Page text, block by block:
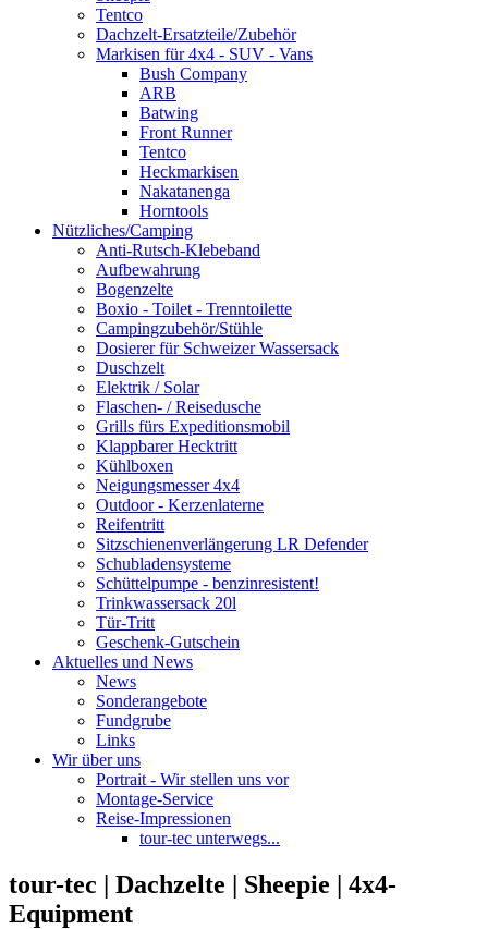
Tentco
Dachzelt-Ersatzteile/Zubehör
Markisen für 4x4 - SUV - Vans
Bush Company
ARB
Batwing
Front Runner
Tentco
Heckmarkisen
Nakatanenga
Horntools
Nützliches/Camping
Anti-Rutsch-Klebeband
Aufbewahrung
Bogenzelte
Boxio - Toilet - Trenntoilette
Campingzubehör/Stühle
Dosierer für Schweizer Wassersack
Duschzelt
Elektrik / Solar
Flaschen- / Reisedusche
Grills fürs Expeditionsmobil
Klappbarer Hecktritt
Kühlboxen
Neigungsmesser 4x4
Outdoor - Kerzenlaterne
Reifentritt
Sitzschienenverlängerung LR Defender
Schubladensysteme
Schüttelpumpe - benzinresistent!
Trinkwassersack 20l
Tür-Tritt
Geschenk-Gutschein
Aktuelles und News
News
Sonderangebote
Fundgrube
Links
Wir über uns
Portrait - Wir stellen uns vor
Montage-Service
Reise-Impressionen
tour-tec unterwegs...
tour-tec | Dachzelte | Sheepie | 4x4-
Equipment